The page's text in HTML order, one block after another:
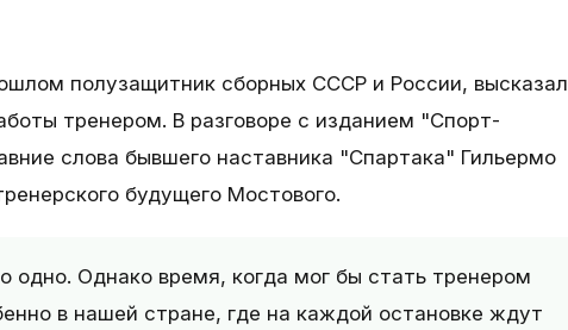
полузащитник сборных СССР и России, высказал
тренером. В разговоре с изданием "Спорт-
слова бывшего наставника "Спартака" Гильермо
будущего Мостового.
Однако время, когда мог бы стать тренером
в нашей стране, где на каждой остановке ждут